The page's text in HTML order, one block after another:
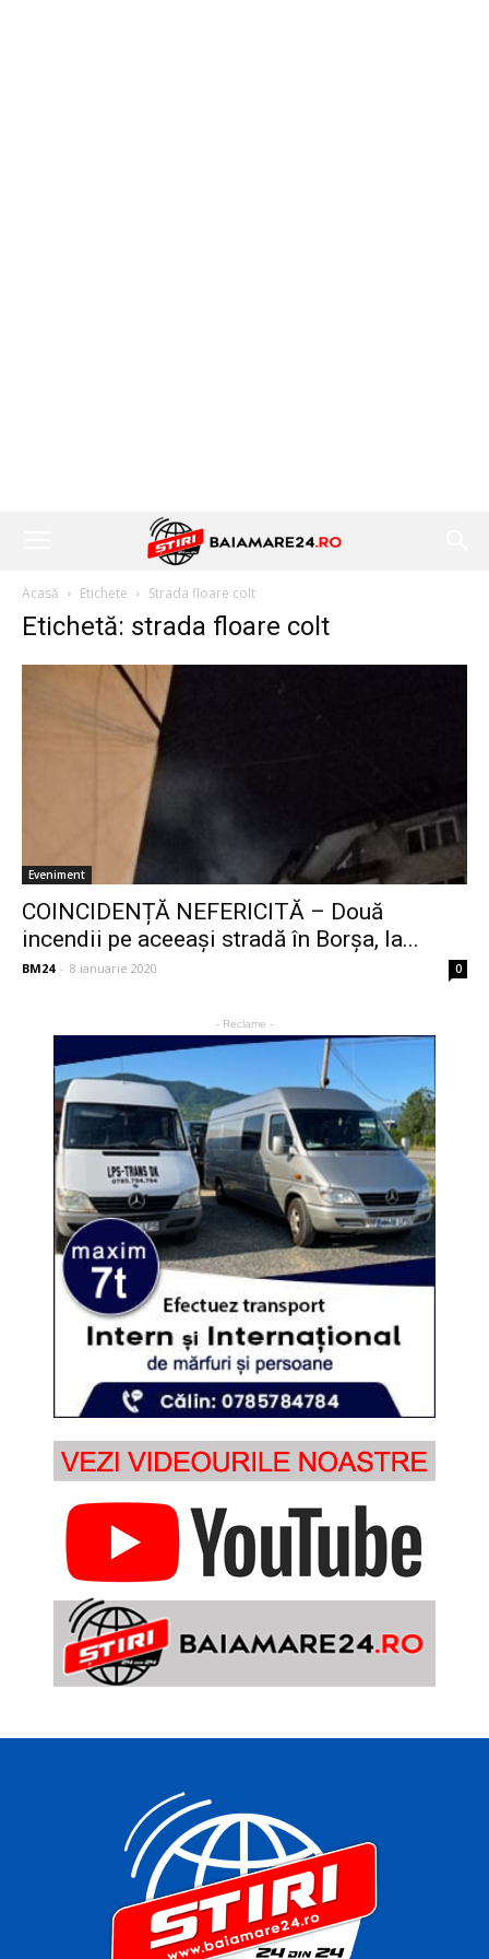
Acasă Etichete Strada floare colt
Etichetă: strada floare colt
Eveniment
COINCIDENȚĂ NEFERICITĂ – Două
incendii pe aceeași stradă în Borșa, la...
BM24 - 8 ianuarie 2020 0
- Reclame -